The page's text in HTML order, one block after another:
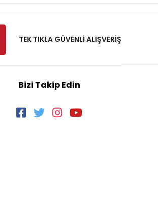
TEK TIKLA GÜVENLİ ALIŞVERİŞ
Bizi Takip Edin